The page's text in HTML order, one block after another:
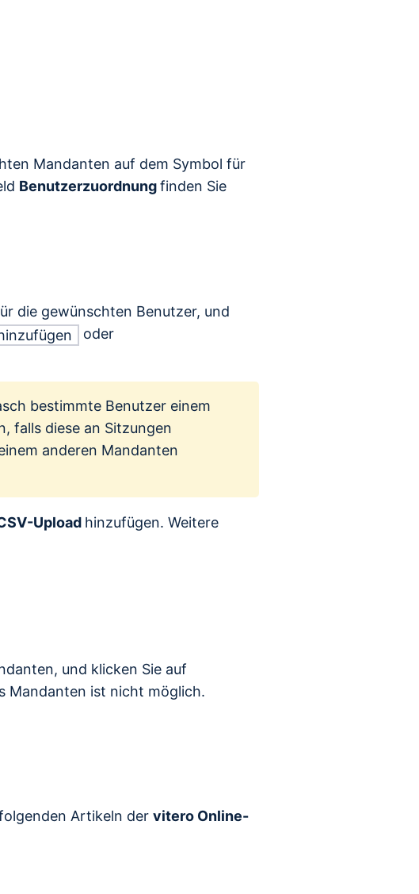
Mandanten auf dem Symbol für
Benutzerzuordnungfinden Sie
die gewünschten Benutzer, und
oder
bestimmte Benutzer einem
falls diese an Sitzungen
anderen Mandanten
Upload hinzufügen. Weitere
und klicken Sie auf
Mandanten ist nicht möglich.
Artikeln der vitero Online-